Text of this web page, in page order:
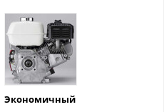
Экономичный